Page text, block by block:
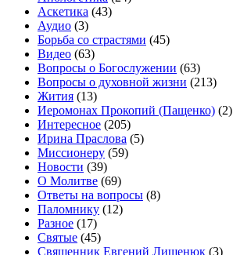
Аскетика (43)
Аудио (3)
Борьба со страстями (45)
Видео (63)
Вопросы о Богослужении (63)
Вопросы о духовной жизни (213)
Жития (13)
Иеромонах Прокопий (Пащенко) (2)
Интересное (205)
Ирина Праслова (5)
Миссионеру (59)
Новости (39)
О Молитве (69)
Ответы на вопросы (8)
Паломнику (12)
Разное (17)
Святые (45)
Священник Евгений Лищенюк (3)